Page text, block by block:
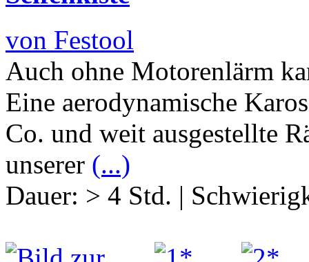
von Festool
Auch ohne Motorenlärm
Eine aerodynamische
Co. und weit ausgestellte
unserer (...)
Dauer: > 4 Std. |